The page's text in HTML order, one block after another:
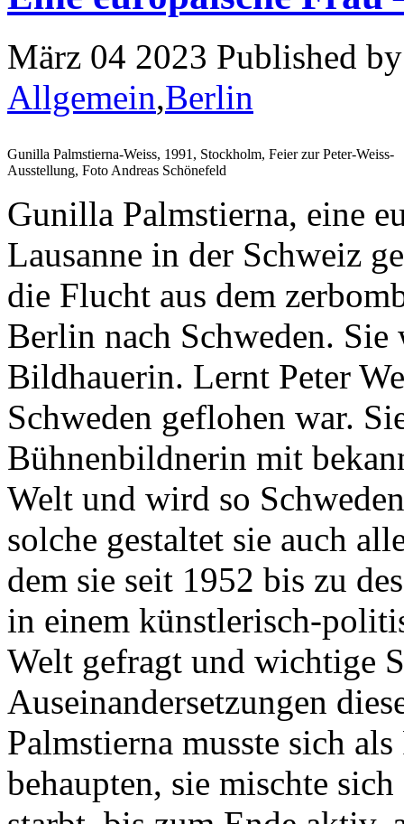
März 04 2023 Published
Allgemein,Berlin
Gunilla Palmstierna-Weiss, 1991, Stockholm, Feier zur Peter-Weiss-
Ausstellung, Foto Andreas Schönefeld
Gunilla Palmstierna, eine
Lausanne in der Schweiz
die Flucht aus dem
Berlin nach Schweden.
Bildhauerin. Lernt Peter
Schweden geflohen war.
Bühnenbildnerin mit
Welt und wird so
solche gestaltet sie auch
dem sie seit 1952 bis zu
in einem künstlerisch-
Welt gefragt und wichtige
Auseinandersetzungen
Palmstierna musste sich
behaupten, sie mischte